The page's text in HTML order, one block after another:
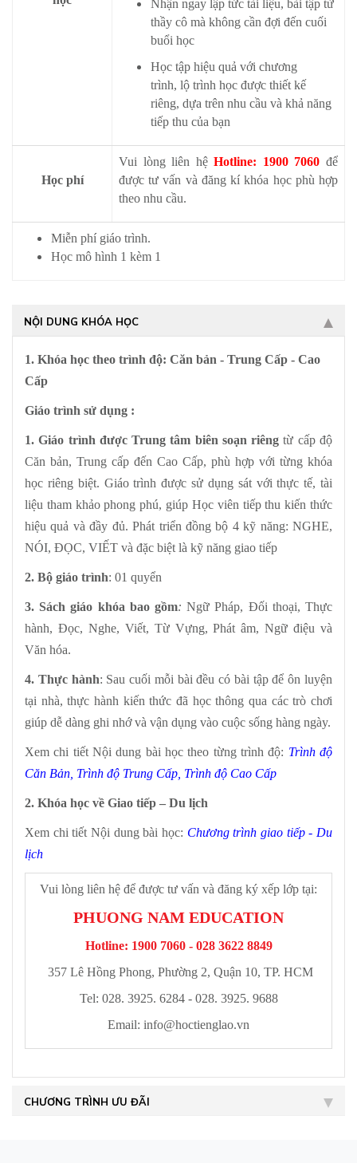
Nhận ngay lập tức tài liệu, bài tập từ
thầy cô mà không cần đợi đến cuối
buổi học
Học tập hiệu quả với chương
trình, lộ trình học được thiết kế
riêng, dựa trên nhu cầu và khả năng
tiếp thu của bạn
Học phí
Vui lòng liên hệHotline: 1900 7060để
được tư vấn và đăng kí khóa học phù hợp
theo nhu cầu.
Miễn phí giáo trình.
Học mô hình 1 kèm 1
NỘI DUNG KHÓA HỌC
1. Khóa học theo trình độ: Căn bản - Trung Cấp - Cao
Cấp
Giáo trình sử dụng :
1. Giáo trình được Trung tâm biên soạn riêng từ cấp độ
Căn bản, Trung cấp đến Cao Cấp, phù hợp với từng khóa
học riêng biệt. Giáo trình được sử dụng sát với thực tế, tài
liệu tham khảo phong phú, giúp Học viên tiếp thu kiến thức
hiệu quả và đầy đủ. Phát triển đồng bộ 4 kỹ năng: NGHE,
NÓI, ĐỌC, VIẾT và đặc biệt là kỹ năng giao tiếp
2. Bộ giáo trình: 01 quyển
3. Sách giáo khóa bao gồm: Ngữ Pháp, Đối thoại, Thực
hành, Đọc, Nghe, Viết, Từ Vựng, Phát âm, Ngữ điệu và
Văn hóa.
4. Thực hành: Sau cuối mỗi bài đều có bài tập để ôn luyện
tại nhà, thực hành kiến thức đã học thông qua các trò chơi
giúp dễ dàng ghi nhớ và vận dụng vào cuộc sống hàng ngày.
Xem chi tiết Nội dung bài học theo từng trình độ: Trình độ
Căn Bản Trình độ Trung Cấp Trình độ Cao Cấp
2. Khóa học về Giao tiếp – Du lịch
Xem chi tiết Nội dung bài học: Chương trình giao tiếp - Du
lịch
Vui lòng liên hệ để được tư vấn và đăng ký xếp lớp tại:
PHUONG NAM EDUCATION
Hotline: 1900 7060 - 028 3622 8849
357 Lê Hồng Phong, Phường 2, Quận 10, TP. HCM
Tel: 028. 3925. 6284 - 028. 3925. 9688
Email: info@hoctienglao.vn
CHƯƠNG TRÌNH ƯU ĐÃI